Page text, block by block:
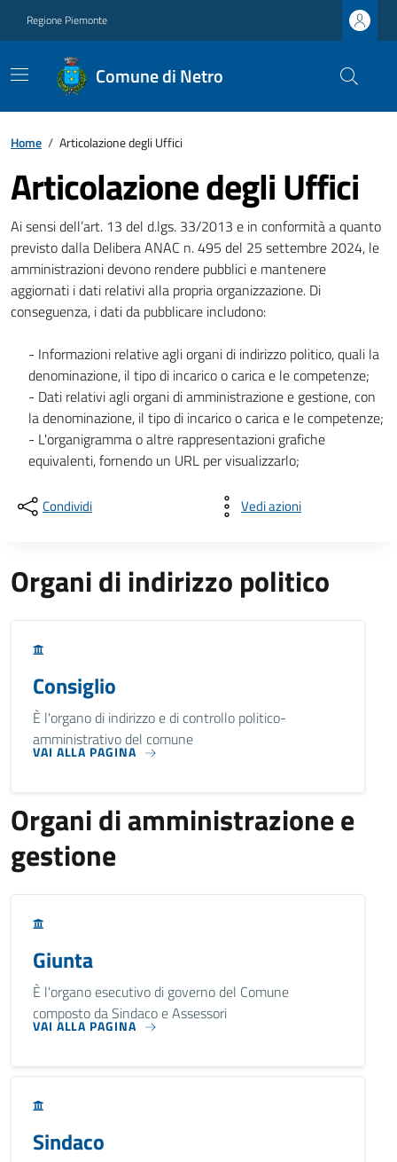
Regione Piemonte
Comune di Netro
Home / Articolazione degli Uffici
Articolazione degli Uffici
Ai sensi dell’art. 13 del d.lgs. 33/2013 e in conformità a quanto
previsto dalla Delibera ANAC n. 495 del 25 settembre 2024, le
amministrazioni devono rendere pubblici e mantenere
aggiornati i dati relativi alla propria organizzazione. Di
conseguenza, i dati da pubblicare includono:
- Informazioni relative agli organi di indirizzo politico, quali la
denominazione, il tipo di incarico o carica e le competenze;
- Dati relativi agli organi di amministrazione e gestione, con
la denominazione, il tipo di incarico o carica e le competenze;
- L'organigramma o altre rappresentazioni grafiche
equivalenti, fornendo un URL per visualizzarlo;
Condividi Vedi azioni
Organi di indirizzo politico
Consiglio
È l'organo di indirizzo e di controllo politico-
amministrativo del comune
VAI ALLA PAGINA
Organi di amministrazione e
gestione
Giunta
È l'organo esecutivo di governo del Comune
composto da Sindaco e Assessori
VAI ALLA PAGINA
Sindaco